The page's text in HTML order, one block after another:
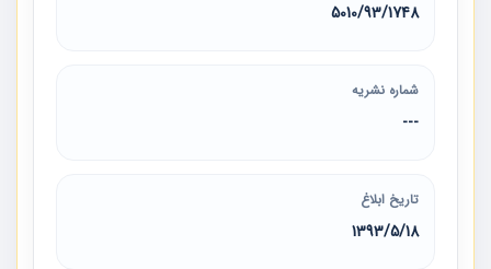
5010/93/1748
شماره نشریه
---
تاریخ ابلاغ
1393/5/18